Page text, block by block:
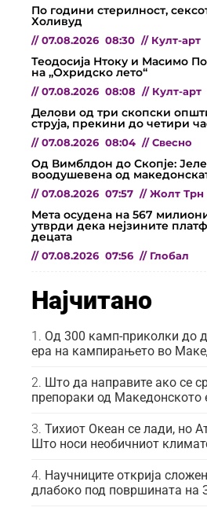
По години стерилност,
Холивуд
// 07.08.2026 08:30 // Култ-арт
Теодосија Нтоку и Масимо
на „Охридско лето“
// 07.08.2026 08:08 // Култ-арт
Делови од три скопски
струја, прекини до четири
// 07.08.2026 08:04 // Свесно
Од Вимблдон до Скопје:
воодушевена од
// 07.08.2026 07:57 // Жолт Трн
Мета осудена на 567
утврди дека нејзините
децата
// 07.08.2026 07:56 // Глобал
Најчитано
Од 300 камп-приколки до
ера на кампирањето во
Што да направите ако се
препораки од
Тихиот Океан се лади, но
Што носи необичниот
Научниците открија
длабоко под површината на